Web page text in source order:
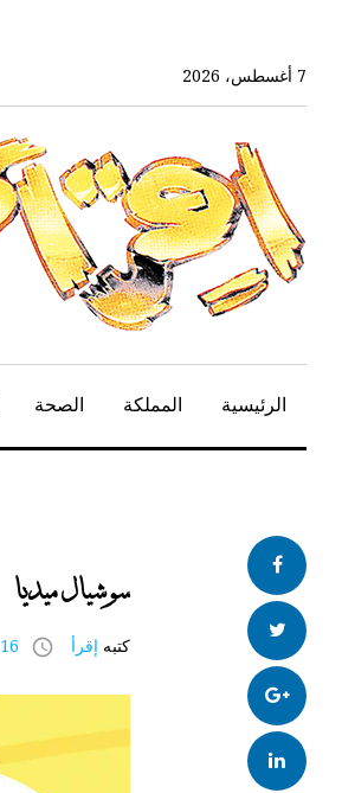
المحتوى
الرئيسي
7 أغسطس، 2026
الرئيسية المملكة الصحة
فيس
بوك
تويتر
Google+
LinkedIn
سوشيال ميديا
كتبه إقرأ access_time 16 / جُمادى اﻷولى / 1440 هـ 24 يناير 2019